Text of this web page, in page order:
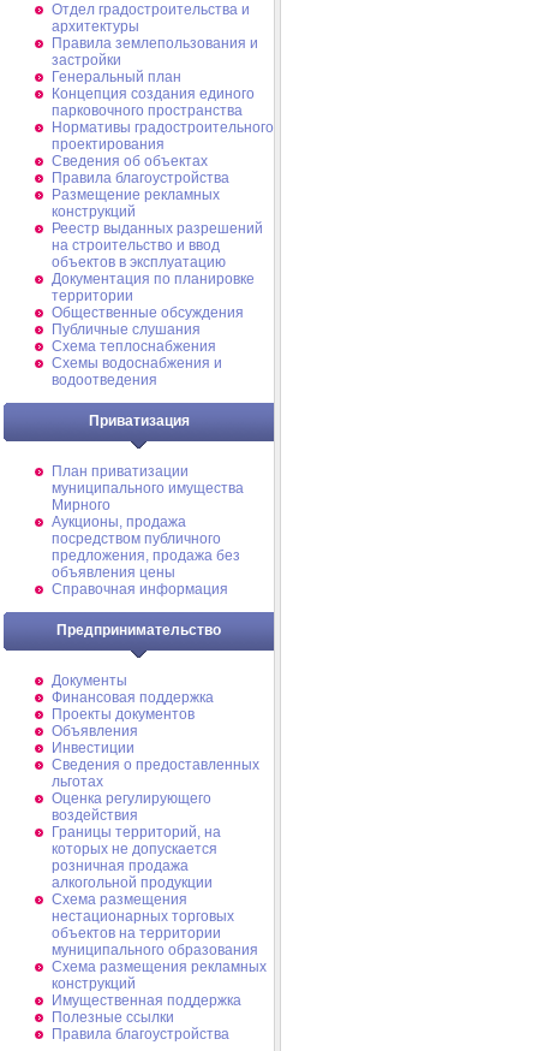
Отдел градостроительства и
архитектуры
Правила землепользования и
застройки
Генеральный план
Концепция создания единого
парковочного пространства
Нормативы градостроительного
проектирования
Сведения об объектах
Правила благоустройства
Размещение рекламных
конструкций
Реестр выданных разрешений
на строительство и ввод
объектов в эксплуатацию
Документация по планировке
территории
Общественные обсуждения
Публичные слушания
Схема теплоснабжения
Схемы водоснабжения и
водоотведения
Приватизация
План приватизации
муниципального имущества
Мирного
Аукционы, продажа
посредством публичного
предложения, продажа без
объявления цены
Справочная информация
Предпринимательство
Документы
Финансовая поддержка
Проекты документов
Объявления
Инвестиции
Сведения о предоставленных
льготах
Оценка регулирующего
воздействия
Границы территорий, на
которых не допускается
розничная продажа
алкогольной продукции
Схема размещения
нестационарных торговых
объектов на территории
муниципального образования
Схема размещения рекламных
конструкций
Имущественная поддержка
Полезные ссылки
Правила благоустройства